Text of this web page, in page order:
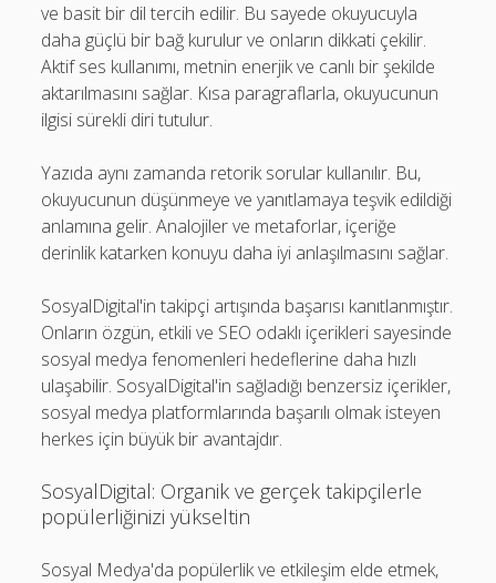
ve basit bir dil tercih edilir. Bu sayede okuyucuyla
daha güçlü bir bağ kurulur ve onların dikkati çekilir.
Aktif ses kullanımı, metnin enerjik ve canlı bir şekilde
aktarılmasını sağlar. Kısa paragraflarla, okuyucunun
ilgisi sürekli diri tutulur.
Yazıda aynı zamanda retorik sorular kullanılır. Bu,
okuyucunun düşünmeye ve yanıtlamaya teşvik edildiği
anlamına gelir. Analojiler ve metaforlar, içeriğe
derinlik katarken konuyu daha iyi anlaşılmasını sağlar.
SosyalDigital'in takipçi artışında başarısı kanıtlanmıştır.
Onların özgün, etkili ve SEO odaklı içerikleri sayesinde
sosyal medya fenomenleri hedeflerine daha hızlı
ulaşabilir. SosyalDigital'in sağladığı benzersiz içerikler,
sosyal medya platformlarında başarılı olmak isteyen
herkes için büyük bir avantajdır.
SosyalDigital: Organik ve gerçek takipçilerle
popülerliğinizi yükseltin
Sosyal Medya'da popülerlik ve etkileşim elde etmek,